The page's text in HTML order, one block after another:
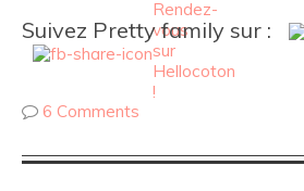
Suivez Pretty family sur :
6 Comments